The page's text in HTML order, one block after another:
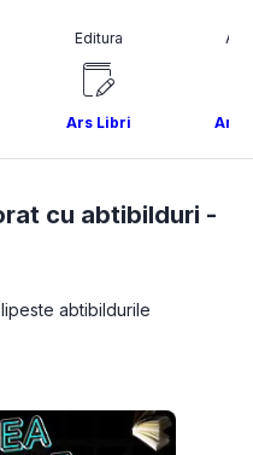
Editura
Ars Libri
cu abtibilduri -
abtibildurile